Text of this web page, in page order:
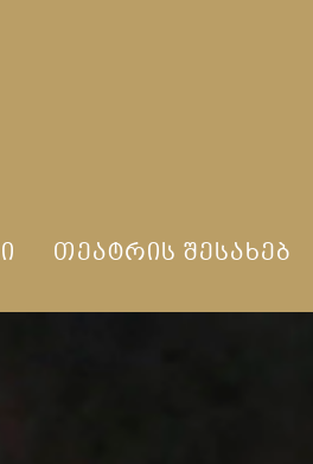
ᲗᲔᲐᲢᲠᲘᲡ ᲨᲔᲡᲐᲮᲔᲑ